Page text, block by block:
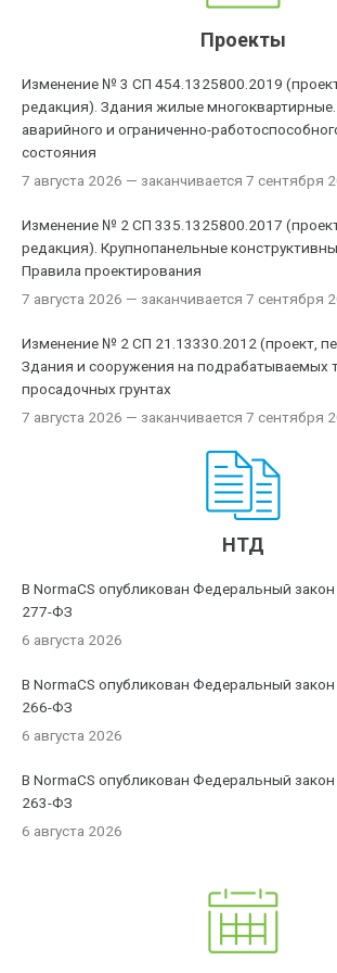
Проекты
Изменение № 3 СП 454.1325800.2019
редакция). Здания жилые
аварийного и ограниченно-
состояния
7 августа 2026 — заканчивается 7 сентября
Изменение № 2 СП 335.1325800.2017
редакция). Крупнопанельные
Правила проектирования
7 августа 2026 — заканчивается 7 сентября
Изменение № 2 СП 21.13330.2012 (проект,
Здания и сооружения на подрабатываемых
просадочных грунтах
7 августа 2026 — заканчивается 7 сентября
НТД
В NormaCS опубликован Федеральный
277-ФЗ
6 августа 2026
В NormaCS опубликован Федеральный
266-ФЗ
6 августа 2026
В NormaCS опубликован Федеральный
263-ФЗ
6 августа 2026